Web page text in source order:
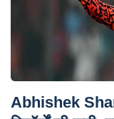
Abhishek